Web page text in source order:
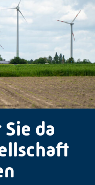
da
vergrößern
verkleinern
vergrößern